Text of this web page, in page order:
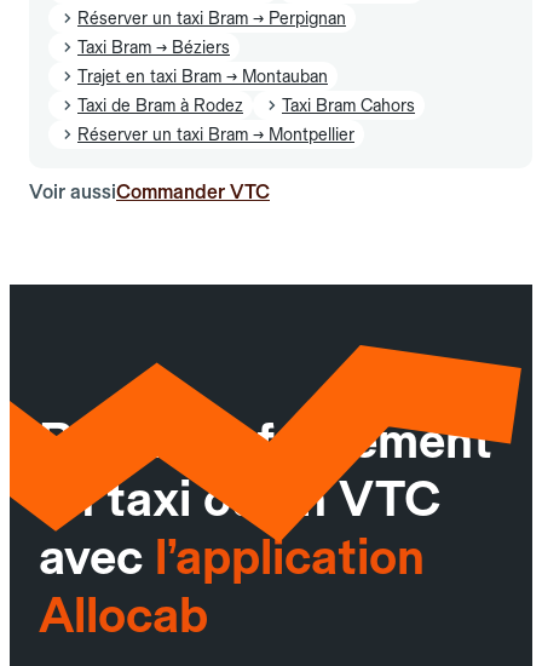
Réserver un taxi Bram → Perpignan
Taxi Bram → Béziers
Trajet en taxi Bram → Montauban
Taxi de Bram à Rodez
Taxi Bram Cahors
Réserver un taxi Bram → Montpellier
Voir aussiCommander VTC
Réservez facilement
un taxi ou un VTC
avec l’application
Allocab